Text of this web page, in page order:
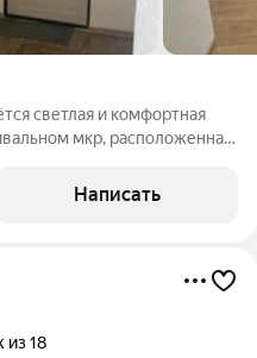
светлая и комфортная
мкр, расположенная
и не прописан. Комнаты
Написать
из 18